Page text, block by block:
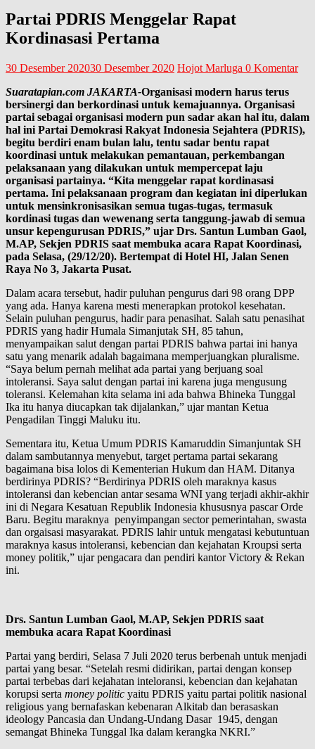
Partai PDRIS Menggelar Rapat
Kordinasasi Pertama
30 Desember 202030 Desember 2020 Hojot Marluga 0 Komentar
Suaratapian.com JAKARTA-Organisasi modern harus terus
bersinergi dan berkordinasi untuk kemajuannya. Organisasi
partai sebagai organisasi modern pun sadar akan hal itu, dalam
hal ini Partai Demokrasi Rakyat Indonesia Sejahtera (PDRIS),
begitu berdiri enam bulan lalu, tentu sadar bentu rapat
koordinasi untuk melakukan pemantauan, perkembangan
pelaksanaan yang dilakukan untuk mempercepat laju
organisasi partainya. “Kita menggelar rapat kordinasasi
pertama. Ini pelaksanaan program dan kegiatan ini diperlukan
untuk mensinkronisasikan semua tugas-tugas, termasuk
kordinasi tugas dan wewenang serta tanggung-jawab di semua
unsur kepengurusan PDRIS,” ujar Drs. Santun Lumban Gaol,
M.AP, Sekjen PDRIS saat membuka acara Rapat Koordinasi,
pada Selasa, (29/12/20). Bertempat di Hotel HI, Jalan Senen
Raya No 3, Jakarta Pusat.
Dalam acara tersebut, hadir puluhan pengurus dari 98 orang DPP
yang ada. Hanya karena mesti menerapkan protokol kesehatan.
Selain puluhan pengurus, hadir para penasihat. Salah satu penasihat
PDRIS yang hadir Humala Simanjutak SH, 85 tahun,
menyampaikan salut dengan partai PDRIS bahwa partai ini hanya
satu yang menarik adalah bagaimana memperjuangkan pluralisme.
“Saya belum pernah melihat ada partai yang berjuang soal
intoleransi. Saya salut dengan partai ini karena juga mengusung
toleransi. Kelemahan kita selama ini ada bahwa Bhineka Tunggal
Ika itu hanya diucapkan tak dijalankan,” ujar mantan Ketua
Pengadilan Tinggi Maluku itu.
Sementara itu, Ketua Umum PDRIS Kamaruddin Simanjuntak SH
dalam sambutannya menyebut, target pertama partai sekarang
bagaimana bisa lolos di Kementerian Hukum dan HAM. Ditanya
berdirinya PDRIS? “Berdirinya PDRIS oleh maraknya kasus
intoleransi dan kebencian antar sesama WNI yang terjadi akhir-akhir
ini di Negara Kesatuan Republik Indonesia khususnya pascar Orde
Baru. Begitu maraknya penyimpangan sector pemerintahan, swasta
dan orgaisasi masyarakat. PDRIS lahir untuk mengatasi kebutuntuan
maraknya kasus intoleransi, kebencian dan kejahatan Kroupsi serta
money politik,” ujar pengacara dan pendiri kantor Victory & Rekan
ini.
Drs. Santun Lumban Gaol, M.AP, Sekjen PDRIS saat
membuka acara Rapat Koordinasi
Partai yang berdiri, Selasa 7 Juli 2020 terus berbenah untuk menjadi
partai yang besar. “Setelah resmi didirikan, partai dengan konsep
partai terbebas dari kejahatan inteloransi, kebencian dan kejahatan
korupsi serta money politic yaitu PDRIS yaitu partai politik nasional
religious yang bernafaskan kebenaran Alkitab dan berasaskan
ideology Pancasia dan Undang-Undang Dasar 1945, dengan
semangat Bhineka Tunggal Ika dalam kerangka NKRI.”